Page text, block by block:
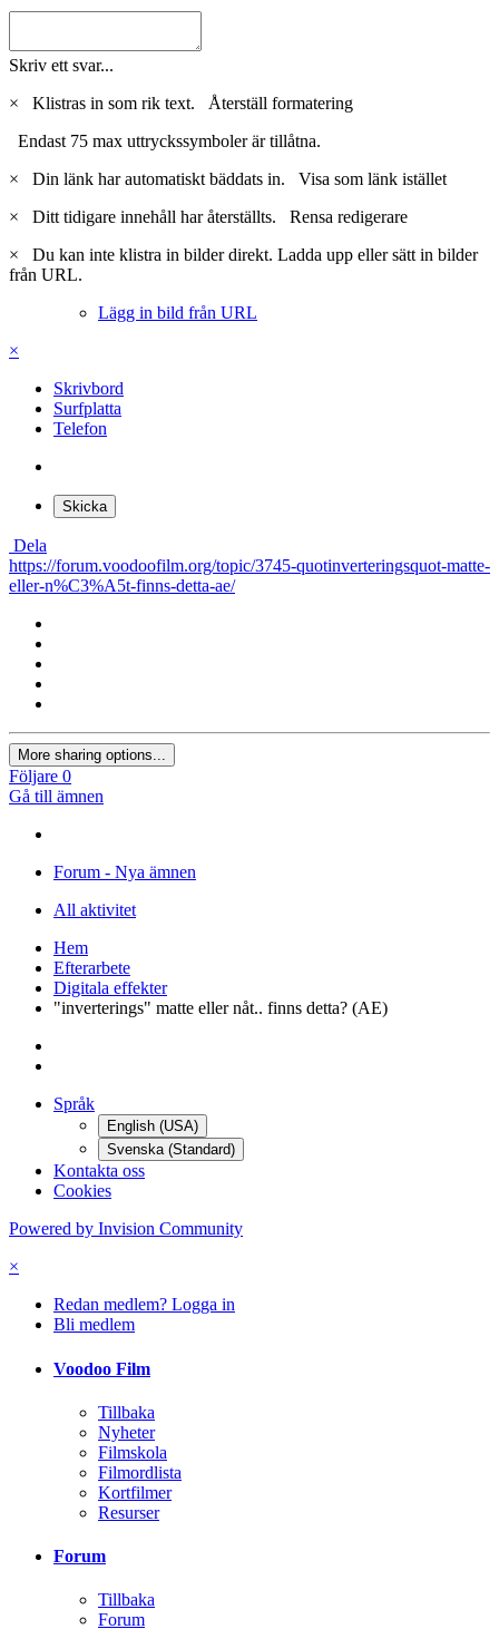
Skriv ett svar...
×
Klistras in som rik text. Återställ formatering
Endast 75 max uttryckssymboler är tillåtna.
×
Din länk har automatiskt bäddats in. Visa som länk istället
×
Ditt tidigare innehåll har återställts. Rensa redigerare
×
Du kan inte klistra in bilder direkt. Ladda upp eller sätt in bilder
från URL.
Lägg in bild från URL
×
Skrivbord
Surfplatta
Telefon
Skicka
Dela
https://forum.voodoofilm.org/topic/3745-quotinverteringsquot-matte-
eller-n%C3%A5t-finns-detta-ae/
More sharing options...
Följare 0
Gå till ämnen
Forum - Nya ämnen
All aktivitet
Hem
Efterarbete
Digitala effekter
"inverterings" matte eller nåt.. finns detta? (AE)
Språk
English (USA)
Svenska (Standard)
Kontakta oss
Cookies
Powered by Invision Community
×
Redan medlem? Logga in
Bli medlem
Voodoo Film
Tillbaka
Nyheter
Filmskola
Filmordlista
Kortfilmer
Resurser
Forum
Tillbaka
Forum